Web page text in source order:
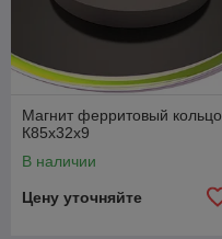
Магнит ферритовый кольцо
К85х32х9
В наличии
Цену уточняйте